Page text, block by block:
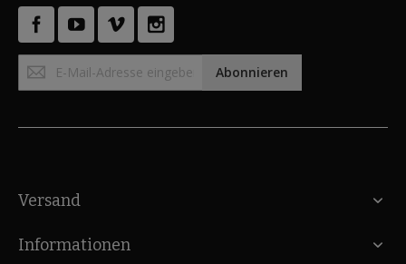
Anmeldung
zum
Abonnieren
Versand
Informationen